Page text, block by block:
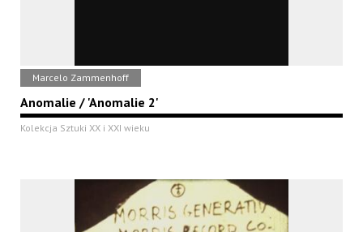
Marcelo Zammenhoff
Anomalie / 'Anomalie 2'
Kolekcja Sztuki XX i XXI wieku